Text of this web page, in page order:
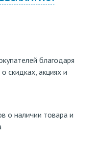
благодаря
скидках, акциях и
о наличии товара и